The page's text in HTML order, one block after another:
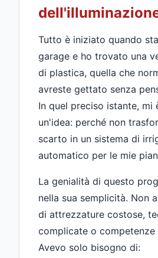
Tutto è iniziato quando
garage e ho trovato una
di plastica, quella che
avreste gettato senza
In quel preciso istante, mi
un'idea: perché non
scarto in un sistema di
automatico per le mie
La genialità di questo
nella sua semplicità. Non
di attrezzature costose,
complicate o competenze
Avevo solo bisogno di: